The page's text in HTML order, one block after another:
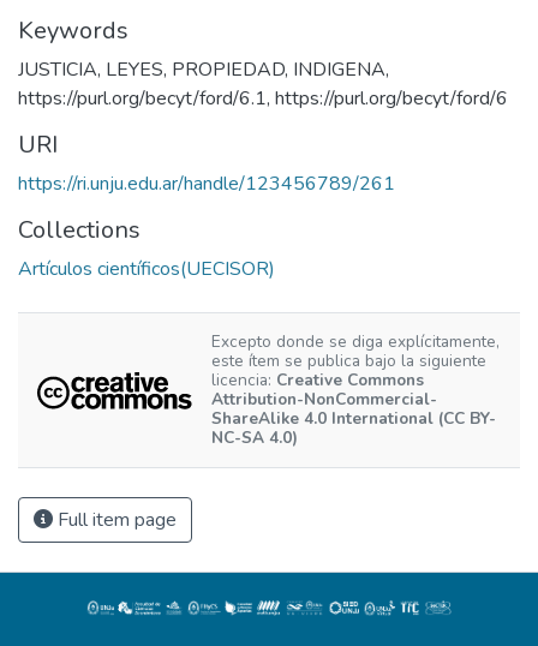
Keywords
JUSTICIA, LEYES, PROPIEDAD, INDIGENA,
https://purl.org/becyt/ford/6.1, https://purl.org/becyt/ford/6
URI
https://ri.unju.edu.ar/handle/123456789/261
Collections
Artículos científicos(UECISOR)
Excepto donde se diga explícitamente,
este ítem se publica bajo la siguiente
licencia: Creative Commons
Attribution-NonCommercial-
ShareAlike 4.0 International (CC BY-
NC-SA 4.0)
Full item page